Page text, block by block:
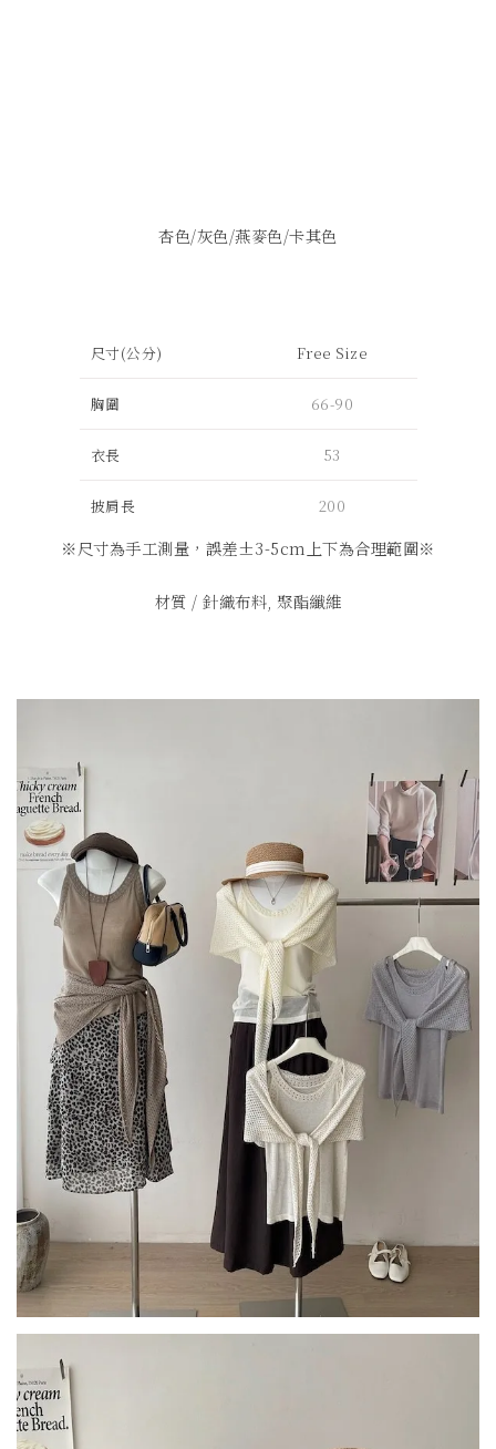
杏色/灰色/燕麥色/卡其色
尺寸(公分) Free Size
胸圍 66-90
衣長 53
披肩長 200
※尺寸為手工測量，誤差±3-5cm 上下為合理範圍※
材質 / 針織布料, 聚酯纖維